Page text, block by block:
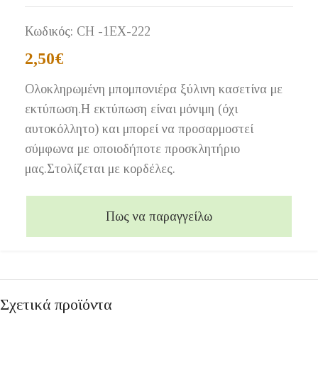
Κωδικός: CH -1EX-222
2,50€
Ολοκληρωμένη μπομπονιέρα ξύλινη κασετίνα με
εκτύπωση.Η εκτύπωση είναι μόνιμη (όχι
αυτοκόλλητο) και μπορεί να προσαρμοστεί
σύμφωνα με οποιοδήποτε προσκλητήριο
μας.Στολίζεται με κορδέλες.
Πως να παραγγείλω
Σχετικά προϊόντα